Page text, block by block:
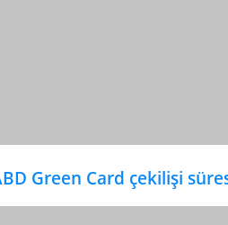
Green Card çekilişi